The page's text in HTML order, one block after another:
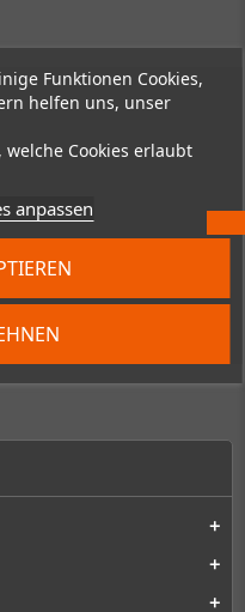
Funktionen Cookies,
helfen uns, unser
Cookies erlaubt
anpassen
add
add
add
7 items